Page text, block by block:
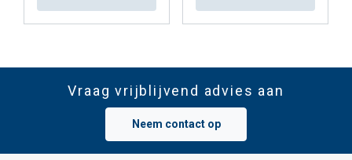
Vraag vrijblijvend advies aan
Neem contact op